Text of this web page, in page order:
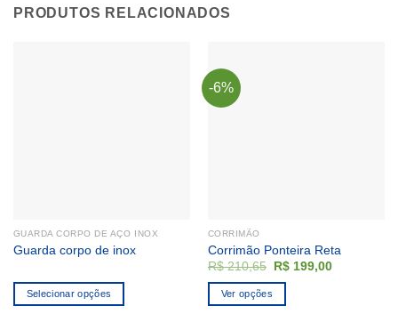
PRODUTOS RELACIONADOS
GUARDA CORPO DE AÇO INOX
Guarda corpo de inox
Selecionar opções
-6%
CORRIMÃO
Corrimão Ponteira Reta
R$210,65
O
R$199,00O
Ver opções